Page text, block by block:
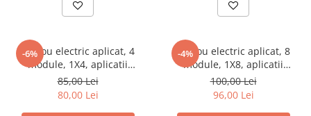
-6%
Tablou electric aplicat, 4
module, 1X4, aplicatii
fotovoltaice, IP65
85,00 Lei
80,00 Lei
-4%
Tablou electric aplicat, 8
module, 1X8, aplicatii
fotovoltaice, IP65
100,00 Lei
96,00 Lei